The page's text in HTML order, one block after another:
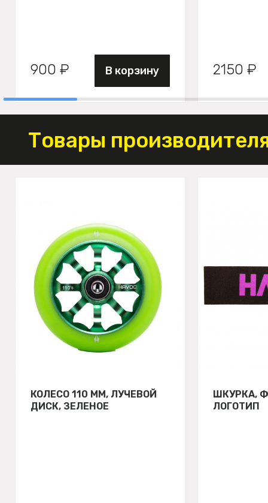
900 ₽ В корзину 2150 ₽
Товары
КОЛЕСО 110 ММ, ЛУЧЕВОЙ
ДИСК, ЗЕЛЕНОЕ
ШКУРКА,
ЛОГОТИП